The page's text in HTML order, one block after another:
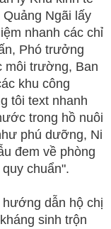
Ngãi lấy
nhanh các chỉ
Phó trưởng
môi trường, Ban
khu công
tôi text nhanh
trong hồ nuôi
phú dưỡng, Ni
đem về phòng
chuẩn".
dẫn hộ chị
sinh trộn